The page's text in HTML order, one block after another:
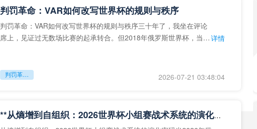
判罚革命：VAR如何改写世界杯的规则与秩序
判罚革命：VAR如何改写世界杯的规则与秩序三十年了，我坐在评论
席上，见证过无数场比赛的起承转合。但2018年俄罗斯世界杯，当
详情
判罚革命：VAR如何改写世界杯的规则与秩序 2026-07-21 03:48:04
**从熵增到自组织：2026世界杯小组赛战术系统的演化密码**